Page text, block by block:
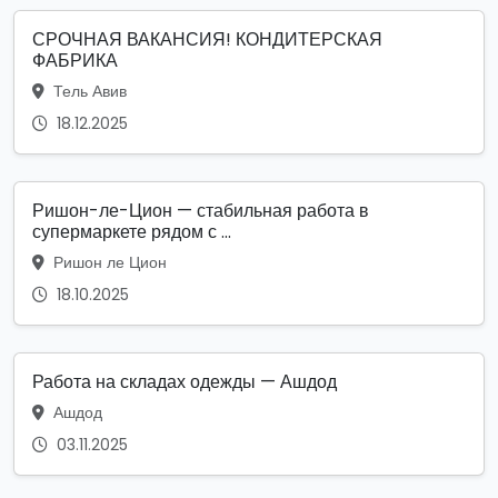
СРОЧНАЯ ВАКАНСИЯ! КОНДИТЕРСКАЯ
ФАБРИКА
Тель Авив
18.12.2025
Ришон-ле-Цион — стабильная работа в
супермаркете рядом с ...
Ришон ле Цион
18.10.2025
Работа на складах одежды — Ашдод
Ашдод
03.11.2025